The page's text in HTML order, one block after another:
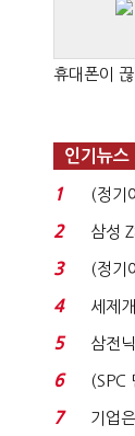
휴대폰이
인기뉴스
1
(정기
청래 '
2
삼성
목…9
3
(정기
'초접
4
세제
세 구
5
삼전
로이
6
(SPC
생법
7
기업